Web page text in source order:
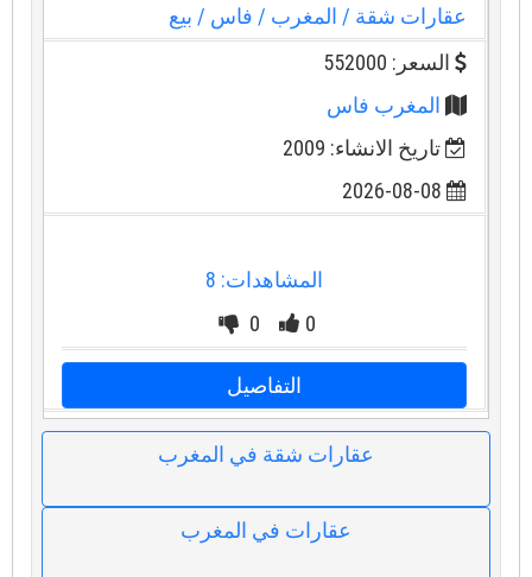
عقارات شقة / المغرب/ فاس / بيع
السعر: 552000
المغرب فاس
تاريخ الانشاء: 2009
2026-08-08
المشاهدات: 8
0
0
التفاصيل
عقارات شقة في المغرب
عقارات في المغرب